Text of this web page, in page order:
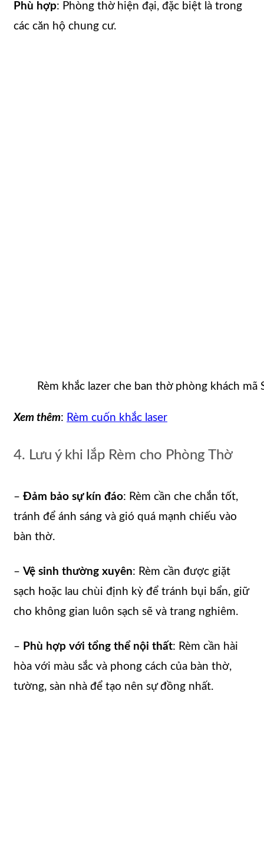
Phù hợp: Phòng thờ hiện đại, đặc biệt là trong
các căn hộ chung cư.
Rèm khắc lazer che ban thờ phòng khách mã
Xem thêm: Rèm cuốn khắc laser
4. Lưu ý khi lắp Rèm cho Phòng Thờ
– Đảm bảo sự kín đáo: Rèm cần che chắn tốt,
tránh để ánh sáng và gió quá mạnh chiếu vào
bàn thờ.
– Vệ sinh thường xuyên: Rèm cần được giặt
sạch hoặc lau chùi định kỳ để tránh bụi bẩn, giữ
cho không gian luôn sạch sẽ và trang nghiêm.
– Phù hợp với tổng thể nội thất: Rèm cần hài
hòa với màu sắc và phong cách của bàn thờ,
tường, sàn nhà để tạo nên sự đồng nhất.